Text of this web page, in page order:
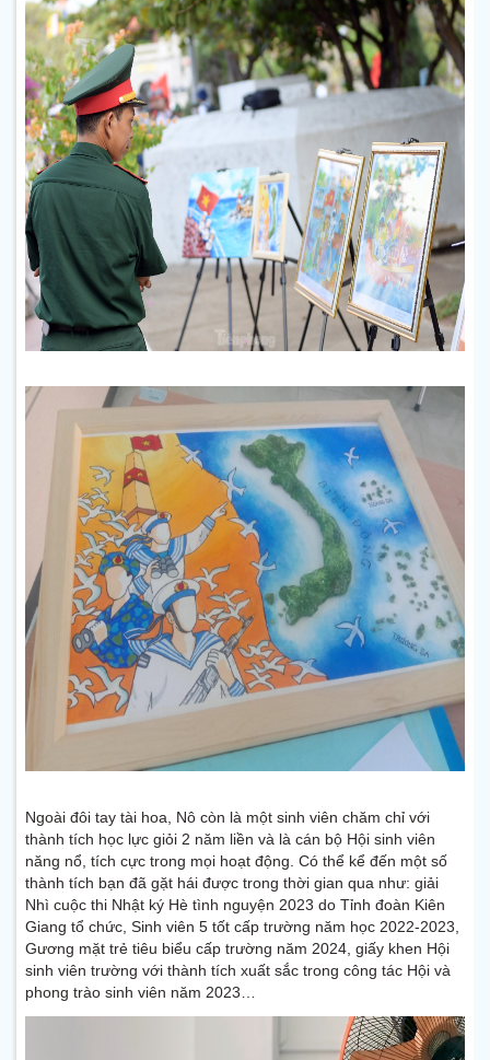
Ngoài đôi tay tài hoa, Nô còn là một sinh viên chăm chỉ với
thành tích học lực giỏi 2 năm liền và là cán bộ Hội sinh viên
năng nổ, tích cực trong mọi hoạt động. Có thể kể đến một số
thành tích bạn đã gặt hái được trong thời gian qua như: giải
Nhì cuộc thi Nhật ký Hè tình nguyện 2023 do Tỉnh đoàn Kiên
Giang tổ chức, Sinh viên 5 tốt cấp trường năm học 2022-2023,
Gương mặt trẻ tiêu biểu cấp trường năm 2024, giấy khen Hội
sinh viên trường với thành tích xuất sắc trong công tác Hội và
phong trào sinh viên năm 2023…